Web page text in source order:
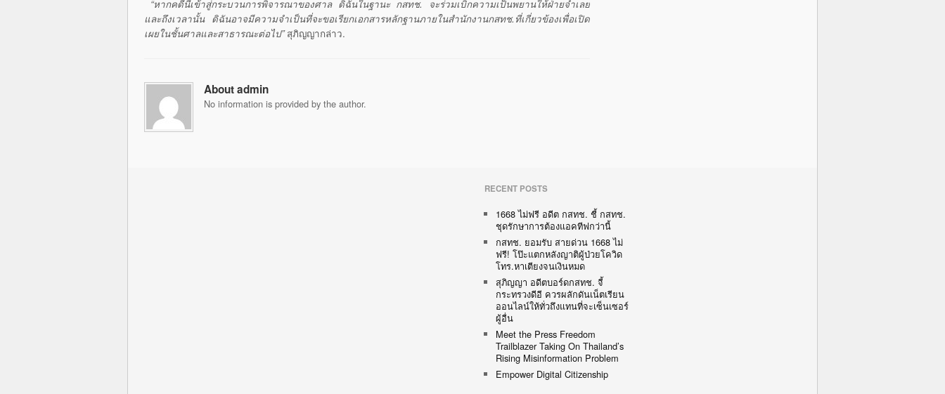
“หากคดีนี้เข้าสู่กระบวนการพิจารณาของศาล ดิฉันในฐานะ กสทช. จะร่วมเบิกความเป็นพยานให้ฝ่ายจำเลย
และถึงเวลานั้น ดิฉันอาจมีความจำเป็นที่จะขอเรียกเอกสารหลักฐานภายในสำนักงานกสทช.ที่เกี่ยวข้องเพื่อเปิด
เผยในชั้นศาลและสาธารณะต่อไป”สุภิญญากล่าว.
About admin
No information is provided by the author.
RECENT POSTS
1668 ไม่ฟรี อดีต กสทช. ชี้ กสทช.
ชุดรักษาการต้องแอคทีฟกว่านี้
กสทช. ยอมรับ สายด่วน 1668 ไม่
ฟรี! โป๊ะแตกหลังญาติผู้ป่วยโควิด
โทร.หาเตียงจนเงินหมด
สุภิญญา อดีตบอร์ดกสทช. จี้
กระทรวงดีอี ควรผลักดันเน็ตเรียน
ออนไลน์ให้ทั่วถึงแทนที่จะเซ็นเซอร์
ผู้อื่น
Meet the Press Freedom
Trailblazer Taking On Thailand’s
Rising Misinformation Problem
Empower Digital Citizenship